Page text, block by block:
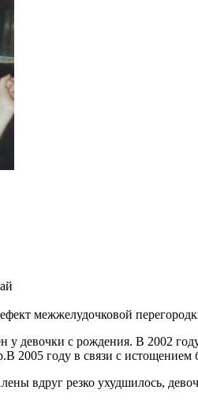
межжелудочковой
девочки с рождения. В 2002
2005 году в связи с
вдруг резко ухудшилось,